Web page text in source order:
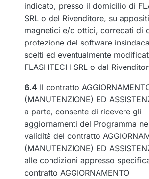
indicato, presso il domicilio di
SRL o del Rivenditore, su
magnetici e/o ottici, corredati di
protezione del software
scelti ed eventualmente
FLASHTECH SRL o dal
6.4 Il contratto
(MANUTENZIONE) ED
a parte, consente di ricevere gli
aggiornamenti del Programma
validità del contratto
(MANUTENZIONE) ED
alle condizioni appresso
contratto AGGIORNAMENTO